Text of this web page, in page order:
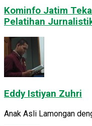
Kominfo Jatim
Pelatihan
Eddy Istiyan Zuhri
Anak Asli Lamongan